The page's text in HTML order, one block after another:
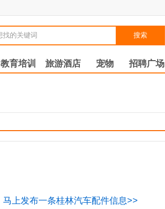
搜索
教育培训 旅游酒店 宠物 招聘广场
马上发布一条桂林汽车配件信息>>